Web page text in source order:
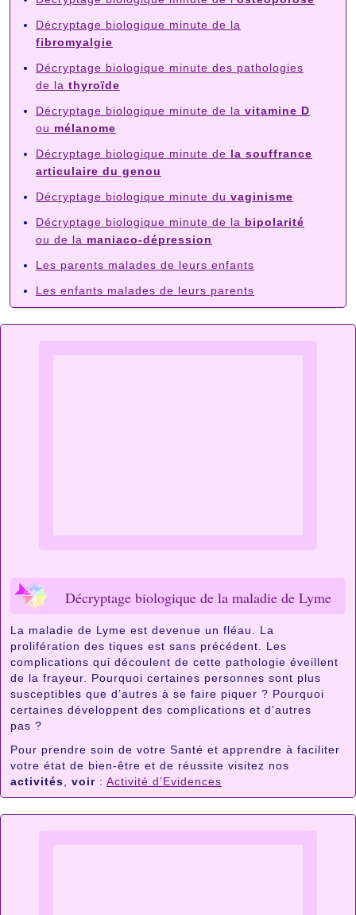
Décryptage biologique minute de la
fibromyalgie
Décryptage biologique minute des pathologies
de la thyroïde
Décryptage biologique minute de la vitamine D
ou mélanome
Décryptage biologique minute de la souffrance
articulaire du genou
Décryptage biologique minute du vaginisme
Décryptage biologique minute de la bipolarité
ou de la maniaco-dépression
Les parents malades de leurs enfants
Les enfants malades de leurs parents
Décryptage biologique de la maladie de Lyme
La maladie de Lyme est devenue un fléau. La
prolifération des tiques est sans précédent. Les
complications qui découlent de cette pathologie éveillent
de la frayeur. Pourquoi certaines personnes sont plus
susceptibles que d’autres à se faire piquer ? Pourquoi
certaines développent des complications et d’autres
pas ?
Pour prendre soin de votre Santé et apprendre à faciliter
votre état de bien-être et de réussite visitez nos
activités, voir : Activité d’Evidences